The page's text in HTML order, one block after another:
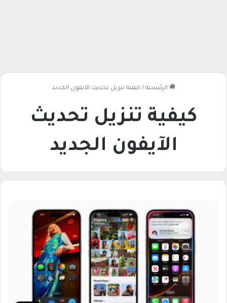
الرئيسية / كيفية تنزيل تحديث الآيفون الجديد
كيفية تنزيل تحديث
الآيفون الجديد